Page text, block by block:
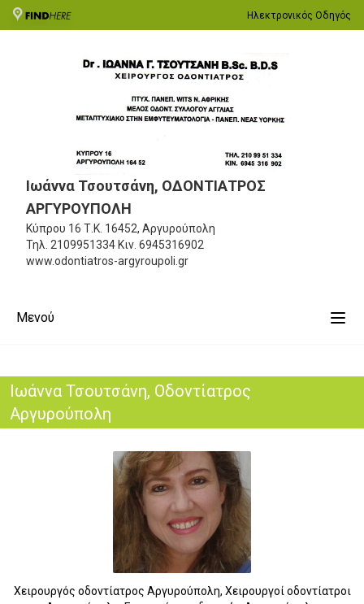
Ηλεκτρονικός Οδηγός
Ιωάννα Τσουτσάνη, ΟΔΟΝΤΙΑΤΡΟΣ
ΑΡΓΥΡΟΥΠΟΛΗ
Κύπρου 16 Τ.Κ. 16452, Αργυρούπολη
Τηλ. 2109951334 Κιν. 6945316902
www.odontiatros-argyroupoli.gr
Μενού
Ιωάννα Τσουτσάνη, Οδοντίατρος
Αργυρούπολη
Χειρουργός οδοντίατρος Αργυρούπολη, Χειρουργοί οδοντίατροι